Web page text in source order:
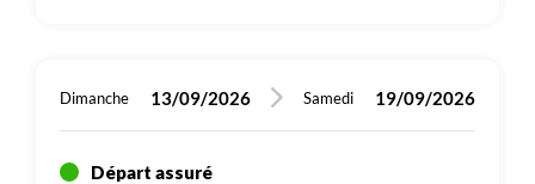
Dimanche 13/09/2026 Samedi 19/09/2026
Départ assuré